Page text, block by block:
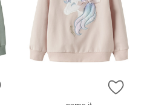
ZUR WUNSCHLISTE HINZUFÜGEN
ZUR